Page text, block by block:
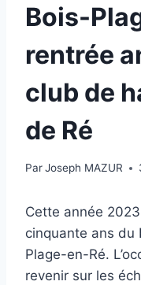
Bois-
rentrée
club de
de Ré
ParJoseph MAZUR
Cette année
cinquante ans du
Plage-en-Ré.
revenir sur les